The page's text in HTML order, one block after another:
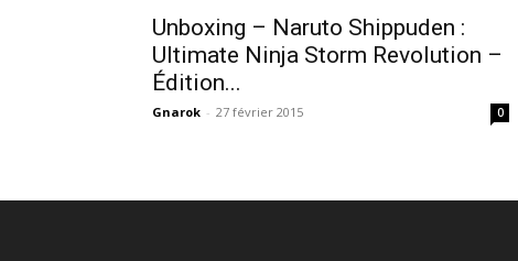
tv,
Unboxing – Naruto Shippuden :
Ultimate Ninja Storm Revolution –
Édition...
Gnarok - 27 février 2015 0